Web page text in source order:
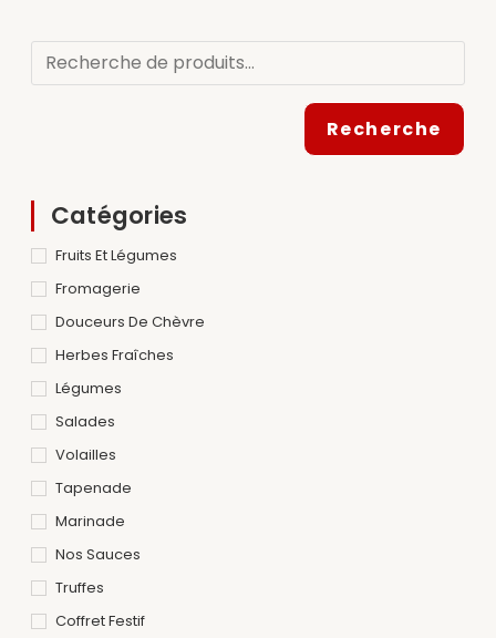
Recherche
Catégories
Fruits Et Légumes
Fromagerie
Douceurs De Chèvre
Herbes Fraîches
Légumes
Salades
Volailles
Tapenade
Marinade
Nos Sauces
Truffes
Coffret Festif